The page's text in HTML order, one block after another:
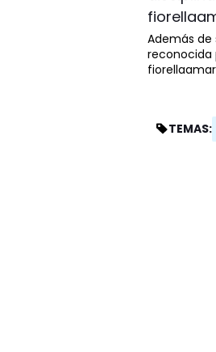
Además
reconocida
TEMAS: